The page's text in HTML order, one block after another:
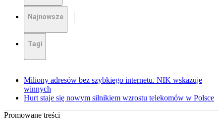
Najnowsze
Tagi
Miliony adresów bez szybkiego internetu. NIK wskazuje
winnych
Hurt staje się nowym silnikiem wzrostu telekomów w Polsce
Promowane treści